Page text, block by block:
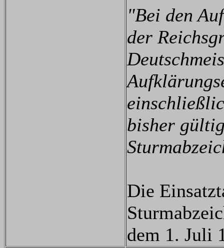
"Bei den
der
bisher
Die
dem 1. Juli